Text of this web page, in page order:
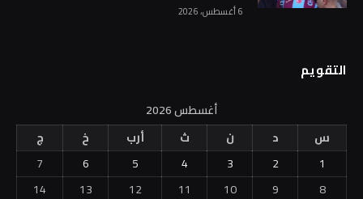
6 أغسطس، 2026
التقويم
أغسطس 2026
س
د ن ث أرب خ
ج
1
2
3
4
5
6
7
8
9
10
11
12
13
14